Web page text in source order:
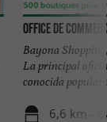
Bayona
La principal
conocida
6,6 km -